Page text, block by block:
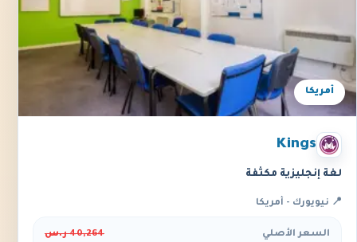
أمريكا
Kings
لغة إنجليزية مكثفة
📍 نيويورك - أمريكا
السعر الأصلي
40,264 ر.س